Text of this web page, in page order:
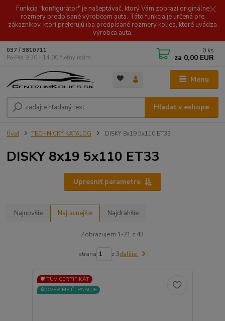
Funkcia "konfigurátor" je našeptávač, ktorý Vám zobrazí originálne
rozmery predpísané výrobcom auta. Táto funkcia je určená pre
zákazníkov, ktorí preferujú iba predpísané rozmery kolies, ktoré uvádza
výrobca auta.
Menu
Hľadať v eshope
037 / 3810711
Po-Pia 9.30 - 14.00 *letný režim
0 ks
za 0,00 EUR
Úvod TECHNICKÝ KATALÓG DISKY 8x19 5x110 ET33
DISKY 8x19 5x110 ET33
Upresniť parametre
Najnovšie Najlacnejšie Najdrahšie
Zobrazujem 1-21 z 43
strana z 3ďalšie
🛡️ TÜV CERTIFIKÁT
⚙️OVERÍME ČI PASUJE